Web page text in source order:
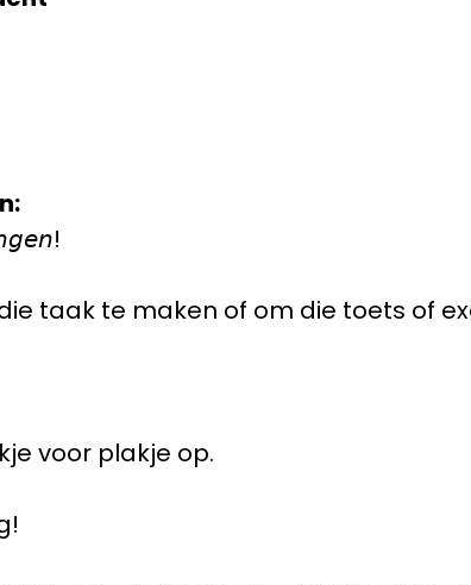
taak te maken of om die toets of
voor plakje op.